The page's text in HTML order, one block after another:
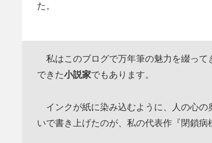
た。
私はこのブログで万年筆の魅力を綴って
できた小説家でもあります。
インクが紙に染み込むように、人の心
いで書き上げたのが、私の代表作『閉鎖病